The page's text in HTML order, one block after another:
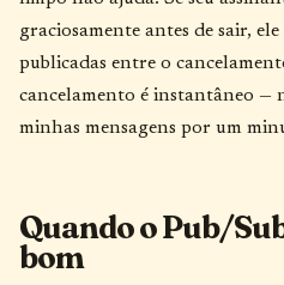
graciosamente antes de sair,
publicadas entre o
cancelamento é instantâneo —
minhas mensagens por um
Quando o Pub/
bom